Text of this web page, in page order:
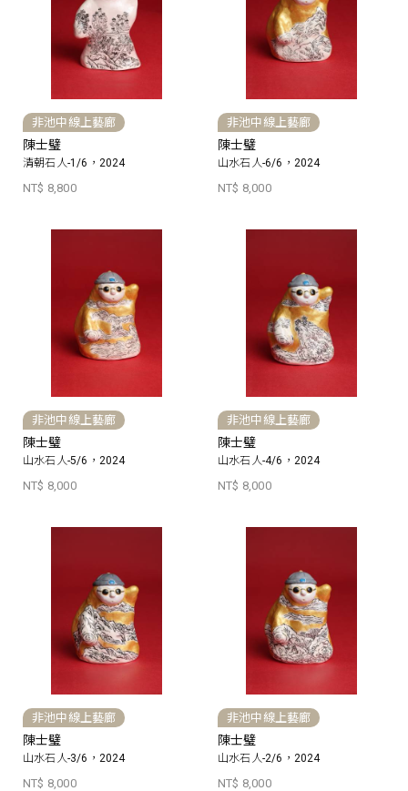
非池中線上藝廊
陳士璧
清朝石人-1/6，2024
NT$ 8,800
非池中線上藝廊
陳士璧
山水石人-6/6，2024
NT$ 8,000
非池中線上藝廊
陳士璧
山水石人-5/6，2024
NT$ 8,000
非池中線上藝廊
陳士璧
山水石人-4/6，2024
NT$ 8,000
非池中線上藝廊
陳士璧
山水石人-3/6，2024
NT$ 8,000
非池中線上藝廊
陳士璧
山水石人-2/6，2024
NT$ 8,000